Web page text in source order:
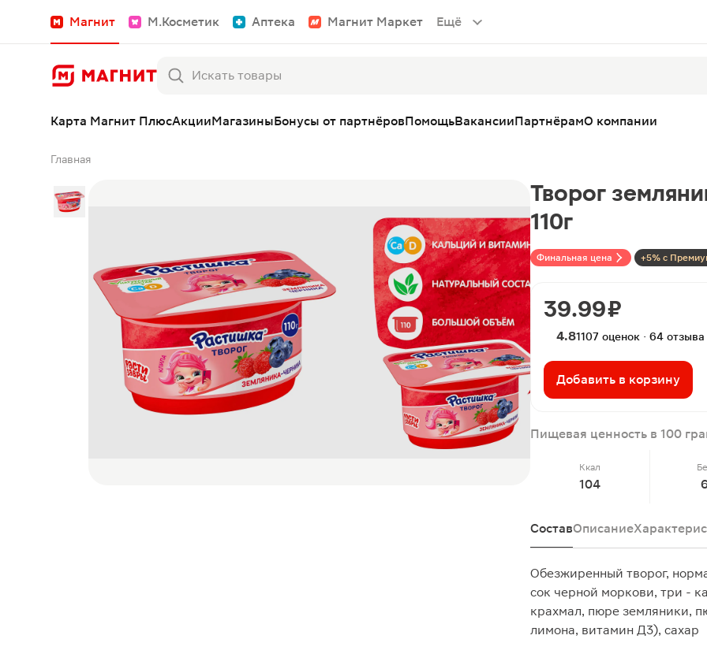
Магнит М.Косметик Аптека Магнит Маркет Ещё
Карта Магнит ПлюсАкцииМагазиныБонусы от партнёровПомощьВакансииПартнёрамО компании
Главная
Финальная цена +5% с
Творог
110г
39.99 ₽
4.81107 оценок · 64 отзыва
Добавить в корзину
Пищевая ценность в 100
Ккал
104
СоставОписание
Обезжиренный творог,
сок черной моркови, три -
крахмал, пюре земляники,
лимона, витамин Д3), сахар